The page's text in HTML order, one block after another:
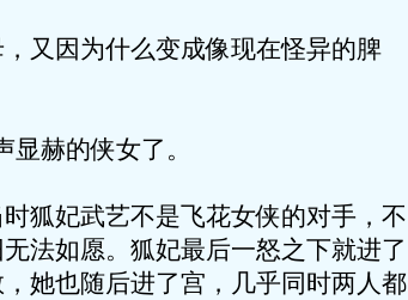
又因为什么变成像现在怪异的脾
赫的侠女了。
狐妃武艺不是飞花女侠的对手，不
法如愿。狐妃最后一怒之下就进了
她也随后进了宫，几乎同时两人都